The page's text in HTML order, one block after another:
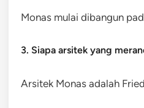
Monas mulai dibangun
3. Siapa arsitek yang
Arsitek Monas adalah